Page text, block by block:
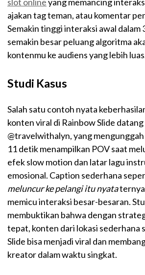
ajakan tag teman, atau komentar
Semakin tinggi interaksi awal dalam
semakin besar peluang algoritma
kontenmu ke audiens yang lebih
Studi Kasus
Salah satu contoh nyata
konten viral di Rainbow Slide
@travelwithalyn, yang
11 detik menampilkan POV saat
efek slow motion dan latar lagu
emosional. Caption sederhana
meluncur ke pelangi itu nyata
memicu interaksi besar-besaran.
membuktikan bahwa dengan
tepat, konten dari lokasi sederhana
Slide bisa menjadi viral dan
kreator dalam waktu singkat.